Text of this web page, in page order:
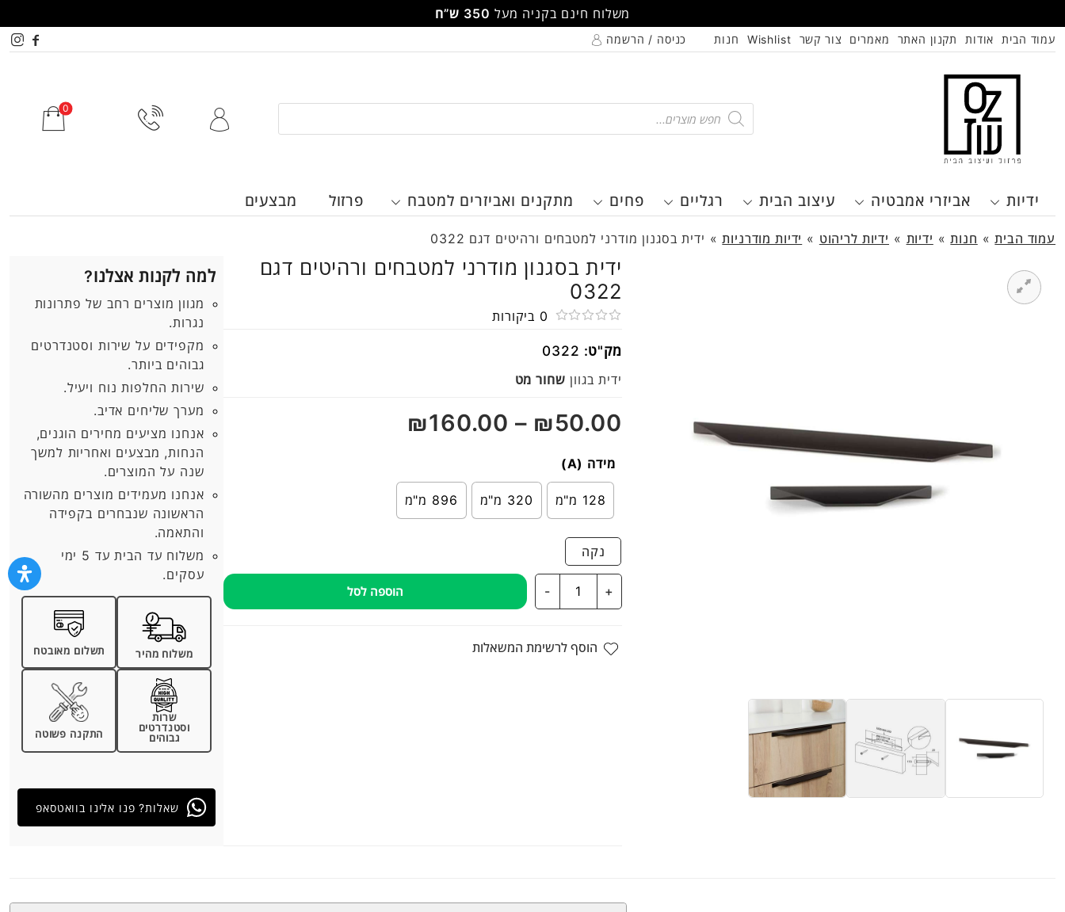
ידיות אביזרי אמבטיה עיצוב הבית רגליים פחים מתקנים ואביזרים למטבח פרזול מבצעים
Products
search
עמוד הבית אודות תקנון האתר מאמרים צור קשר Wishlist חנות כניסה / הרשמה
משלוח חינם בקניה מעל 350 ש”ח
עמוד הבית» חנות» ידיות » ידיות לריהוט » ידיות מודרניות» ידית בסגנון מודרני למטבחים ורהיטים דגם 0322
ידית בסגנון מודרני למטבחים ורהיטים דגם
0322
0
מתוך
0 ביקורות
מק"ט: 0322
ידית בגוון שחור מט
₪50.00
–
₪160.00
מידה (A)
128 מ"מ 320 מ"מ 896 מ"מ
נקה
+
בסגנון
מודרני
- הוספה לסל
הוסף לרשימת המשאלות
למה לקנות אצלנו?
מגוון מוצרים רחב של פתרונות
נגרות.
מקפידים על שירות וסטנדרטים
גבוהים ביותר.
שירות החלפות נוח ויעיל.
מערך שליחים אדיב.
אנחנו מציעים מחירים הוגנים,
הנחות, מבצעים ואחריות למשך
שנה על המוצרים.
אנחנו מעמידים מוצרים מהשורה
הראשונה שנבחרים בקפידה
והתאמה.
משלוח עד הבית עד 5 ימי
עסקים.
משלוח מהיר תשלום מאובטח
שרות
וסטנדרטים
גבוהים
התקנה פשוטה
שאלות? פנו אלינו בוואטסאפ